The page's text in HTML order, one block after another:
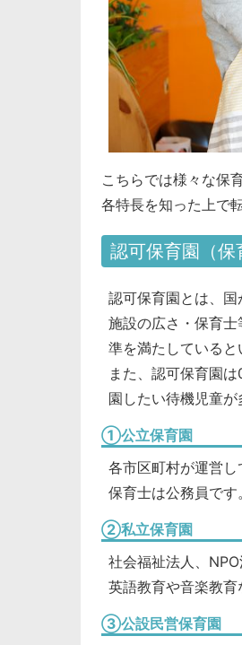
こちらでは様々な保
各特長を知った上で
認可保育園（保
認可保育園とは、国
施設の広さ・保育
準を満たしていると
また、認可保育園
園したい待機児童が
①公立保育園
各市区町村が運営し
保育士は公務員です
②私立保育園
社会福祉法人、
英語教育や音楽教育
③公設民営保育園